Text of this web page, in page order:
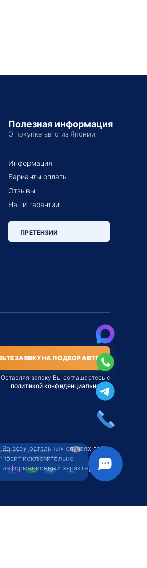
Полезная информация
О покупке авто из Японии
Информация
Варианты оплаты
Отзывы
Наши гарантии
ПРЕТЕНЗИИ
ЗАЯВКУ НА ПОДБОР АВТО
Оставляя заявку Вы соглашаетесь с
политикой конфиденциальности
Во всех остальных случаях сайт
носит исключительно
информационный характер.
(Цена,